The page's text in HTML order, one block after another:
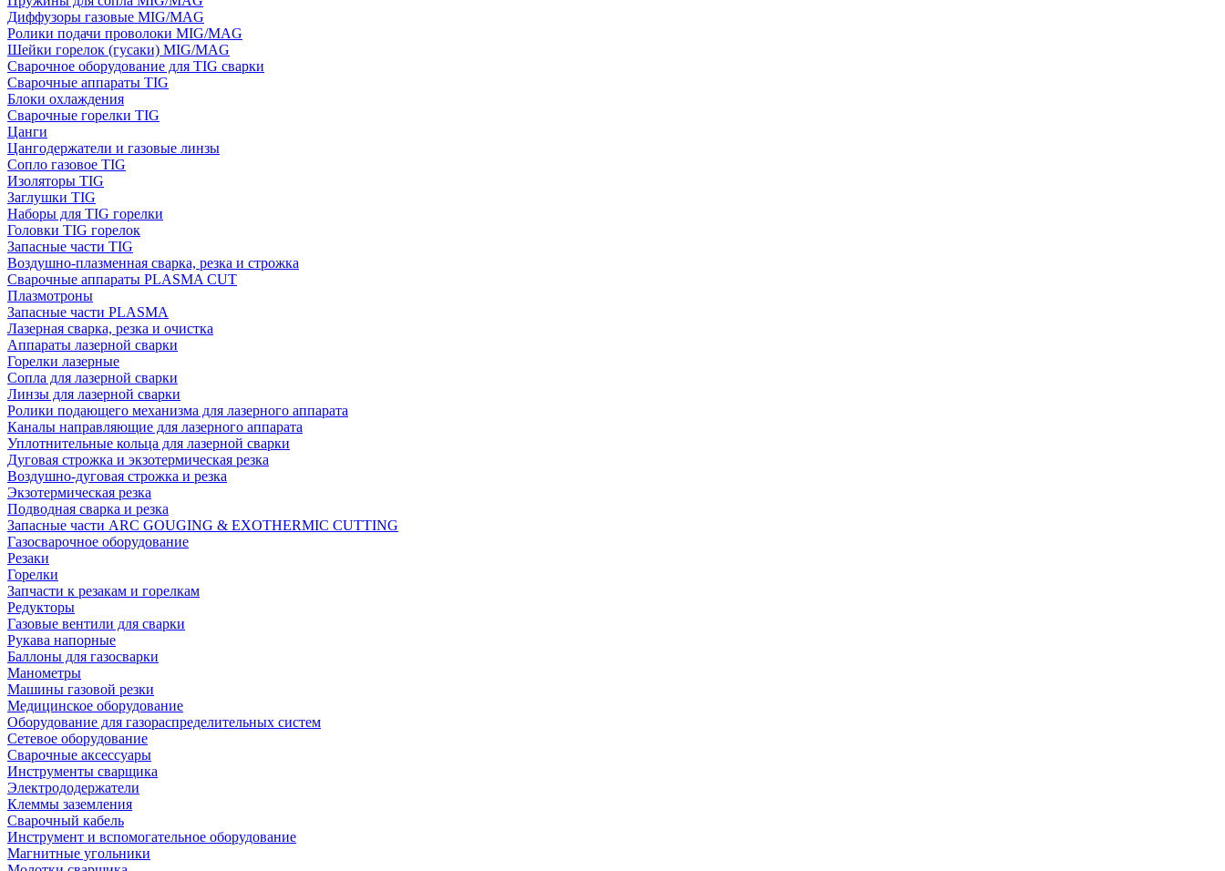
Диффузоры газовые MIG/MAG
Ролики подачи проволоки MIG/MAG
Шейки горелок (гусаки) MIG/MAG
Сварочное оборудование для TIG сварки
Сварочные аппараты TIG
Блоки охлаждения
Сварочные горелки TIG
Цанги
Цангодержатели и газовые линзы
Сопло газовое TIG
Изоляторы TIG
Заглушки TIG
Наборы для TIG горелки
Головки TIG горелок
Запасные части TIG
Воздушно-плазменная сварка, резка и строжка
Сварочные аппараты PLASMA CUT
Плазмотроны
Запасные части PLASMA
Лазерная сварка, резка и очистка
Аппараты лазерной сварки
Горелки лазерные
Сопла для лазерной сварки
Линзы для лазерной сварки
Ролики подающего механизма для лазерного аппарата
Каналы направляющие для лазерного аппарата
Уплотнительные кольца для лазерной сварки
Дуговая строжка и экзотермическая резка
Воздушно-дуговая строжка и резка
Экзотермическая резка
Подводная сварка и резка
Запасные части ARC GOUGING & EXOTHERMIC CUTTING
Газосварочное оборудование
Резаки
Горелки
Запчасти к резакам и горелкам
Редукторы
Газовые вентили для сварки
Рукава напорные
Баллоны для газосварки
Манометры
Машины газовой резки
Медицинское оборудование
Оборудование для газораспределительных систем
Сетевое оборудование
Сварочные аксессуары
Инструменты сварщика
Электрододержатели
Клеммы заземления
Сварочный кабель
Инструмент и вспомогательное оборудование
Магнитные угольники